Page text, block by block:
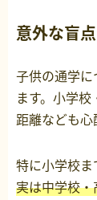
意外な盲
子供の通学
ます。小学
距離なども心
特に小学校ま
実は中学校